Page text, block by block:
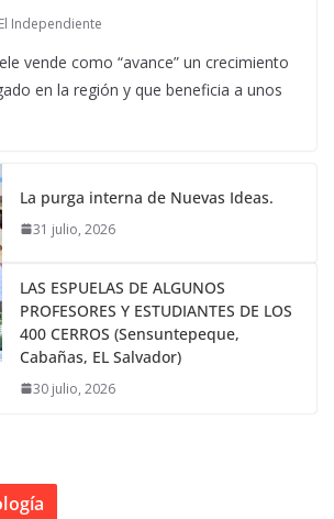
El Independiente
vende como “avance” un crecimiento
en la región y que beneficia a unos
La purga interna de Nuevas Ideas.
31 julio, 2026
LAS ESPUELAS DE ALGUNOS
PROFESORES Y ESTUDIANTES DE LOS
400 CERROS (Sensuntepeque,
Cabañas, EL Salvador)
30 julio, 2026